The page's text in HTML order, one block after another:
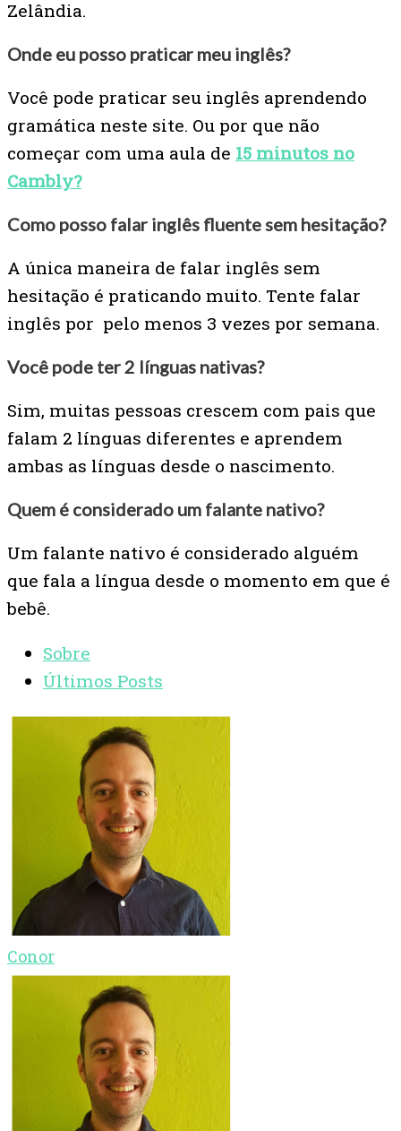
Zelândia.
Onde eu posso praticar meu inglês?
Você pode praticar seu inglês aprendendo
gramática neste site. Ou por que não
começar com uma aula de 15 minutos no
Cambly?
Como posso falar inglês fluente sem hesitação?
A única maneira de falar inglês sem
hesitação é praticando muito. Tente falar
inglês por pelo menos 3 vezes por semana.
Você pode ter 2 línguas nativas?
Sim, muitas pessoas crescem com pais que
falam 2 línguas diferentes e aprendem
ambas as línguas desde o nascimento.
Quem é considerado um falante nativo?
Um falante nativo é considerado alguém
que fala a língua desde o momento em que é
bebê.
Sobre
Últimos Posts
Conor